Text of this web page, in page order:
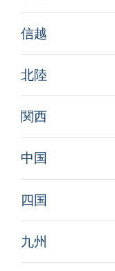
信越
北陸
関西
中国
四国
九州